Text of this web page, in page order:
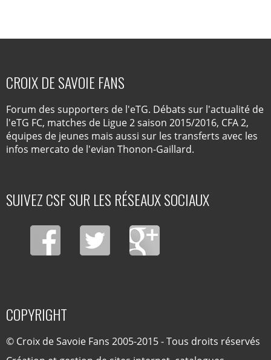
CROIX DE SAVOIE FANS
Forum des supporters de l'eTG. Débats sur l'actualité de
l'eTG FC, matches de Ligue 2 saison 2015/2016, CFA 2,
équipes de jeunes mais aussi sur les transferts avec les
infos mercato de l'evian Thonon-Gaillard.
SUIVEZ CSF SUR LES RÉSEAUX SOCIAUX
COPYRIGHT
© Croix de Savoie Fans 2005-2015 - Tous droits réservés